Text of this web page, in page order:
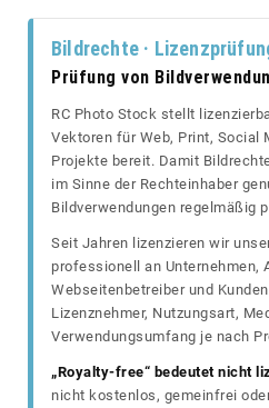
Bildrechte ·
Prüfung von
RC Photo Stock stellt
Vektoren für Web, Print, Social
Projekte bereit. Damit
im Sinne der Rechteinhaber
Bildverwendungen regelmäßig
Seit Jahren lizenzieren wir
professionell an Unternehmen,
Webseitenbetreiber und
Lizenznehmer, Nutzungsart,
Verwendungsumfang je nach
„Royalty-free“ bedeutet nicht
nicht kostenlos, gemeinfrei